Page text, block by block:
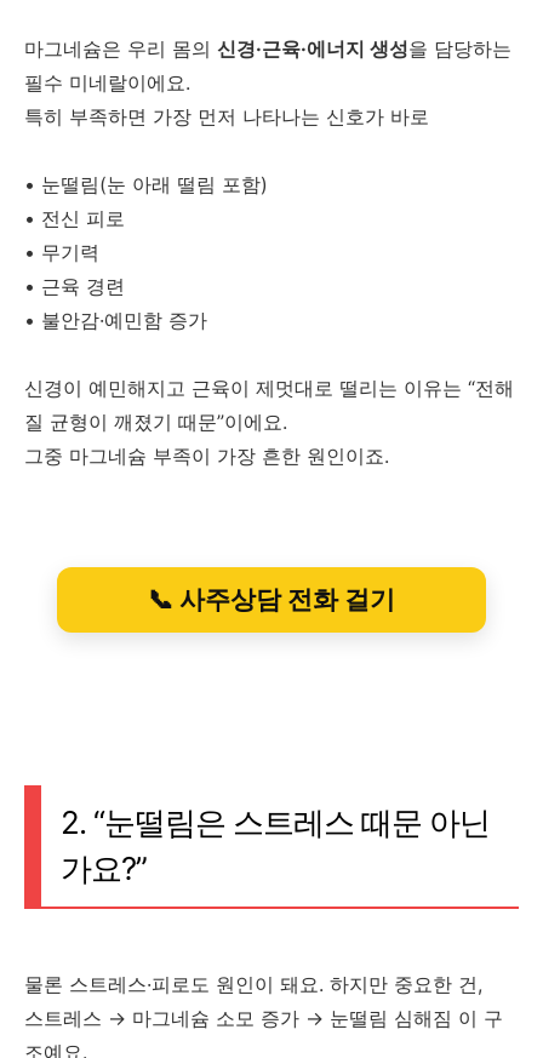
마그네슘은 우리 몸의 신경·근육·에너지 생성을 담당하는
필수 미네랄이에요.
특히 부족하면 가장 먼저 나타나는 신호가 바로
• 눈떨림(눈 아래 떨림 포함)
• 전신 피로
• 무기력
• 근육 경련
• 불안감·예민함 증가
신경이 예민해지고 근육이 제멋대로 떨리는 이유는 “전해
질 균형이 깨졌기 때문”이에요.
그중 마그네슘 부족이 가장 흔한 원인이죠.
📞 사주상담 전화 걸기
2. “눈떨림은 스트레스 때문 아닌
가요?”
물론 스트레스·피로도 원인이 돼요. 하지만 중요한 건,
스트레스 → 마그네슘 소모 증가 → 눈떨림 심해짐 이 구
조예요.